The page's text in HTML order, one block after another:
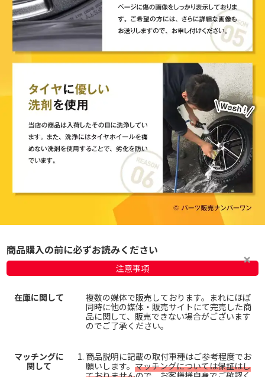
商品購入の前に必ずお読みください
注意事項
在庫に関して
複数の媒体で販売しております。まれにほぼ
同時に他の媒体・販売サイトにて完売した商
品に関して、販売できない場合がございます
のでご了承ください。
マッチングに
関して
商品説明に記載の取付車種はご参考程度でお
願いします。 マッチングについては保証はし